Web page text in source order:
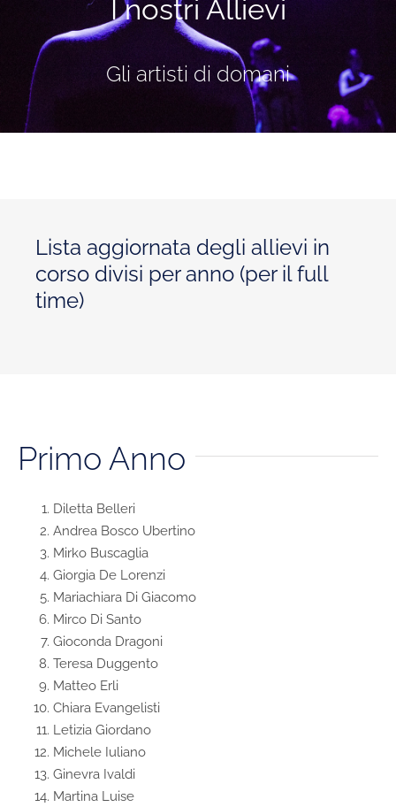
I nostri Allievi
Gli artisti di domani
Lista aggiornata degli allievi in
corso divisi per anno (per il full
time)
Primo Anno
Diletta Belleri
Andrea Bosco Ubertino
Mirko Buscaglia
Giorgia De Lorenzi
Mariachiara Di Giacomo
Mirco Di Santo
Gioconda Dragoni
Teresa Duggento
Matteo Erli
Chiara Evangelisti
Letizia Giordano
Michele Iuliano
Ginevra Ivaldi
Martina Luise